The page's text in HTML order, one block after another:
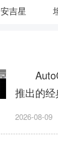
安吉星
推出的
工具，
2026-08-09